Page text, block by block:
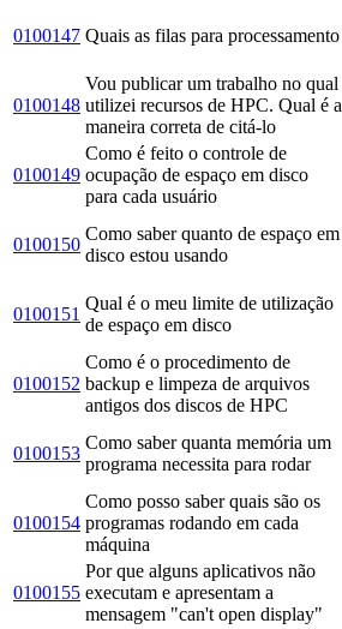
0100147 Quais as filas para processamento
0100148
Vou publicar um trabalho no qual
utilizei recursos de HPC. Qual é a
maneira correta de citá-lo
0100149
Como é feito o controle de
ocupação de espaço em disco
para cada usuário
0100150
Como saber quanto de espaço em
disco estou usando
0100151
Qual é o meu limite de utilização
de espaço em disco
0100152
Como é o procedimento de
backup e limpeza de arquivos
antigos dos discos de HPC
0100153
Como saber quanta memória um
programa necessita para rodar
0100154
Como posso saber quais são os
programas rodando em cada
máquina
0100155
Por que alguns aplicativos não
executam e apresentam a
mensagem "can't open display"